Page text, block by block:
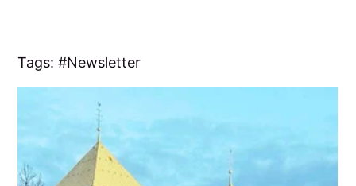
Tags: Newsletter